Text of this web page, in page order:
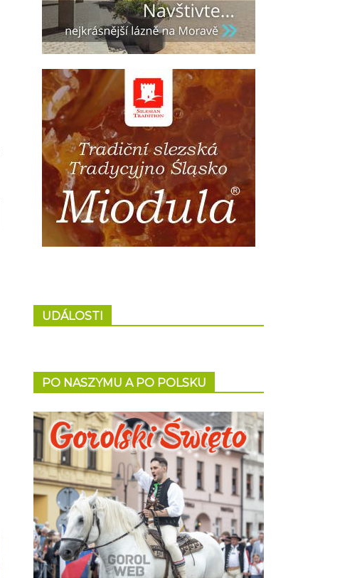
UDÁLOSTI
PO NASZYMU A PO POLSKU